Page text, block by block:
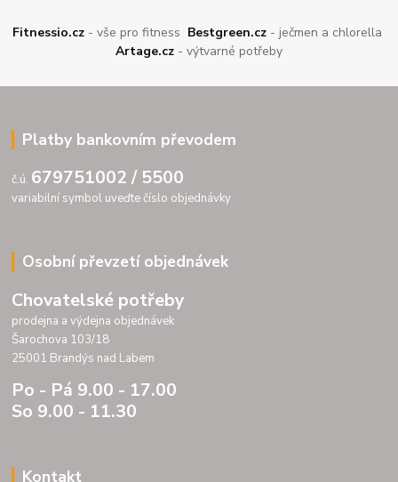
Fitnessio.cz - vše pro fitness Bestgreen.cz - ječmen a chlorella
Artage.cz - výtvarné potřeby
Platby bankovním převodem
č.ú. 679751002 / 5500
variabilní symbol uveďte číslo objednávky
Osobní převzetí objednávek
Chovatelské potřeby
prodejna a výdejna objednávek
Šarochova 103/18
25001 Brandýs nad Labem
Po - Pá 9.00 - 17.00
So 9.00 - 11.30
Kontakt